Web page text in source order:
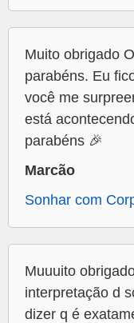
Muito obrigado
parabéns. Eu
você me
está
parabéns 🎉
Marcão
Sonhar com
Muuuito
interpretação d
dizer q é